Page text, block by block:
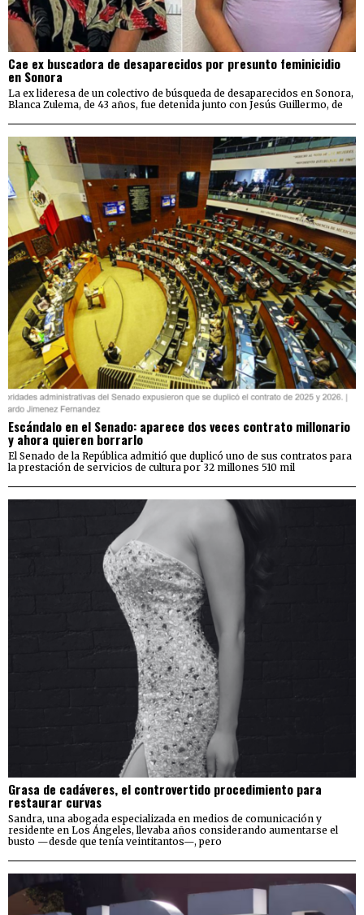
Cae ex buscadora de desaparecidos por presunto feminicidio
en Sonora
La ex lideresa de un colectivo de búsqueda de desaparecidos en Sonora,
Blanca Zulema, de 43 años, fue detenida junto con Jesús Guillermo, de
Escándalo en el Senado: aparece dos veces contrato millonario
y ahora quieren borrarlo
El Senado de la República admitió que duplicó uno de sus contratos para
la prestación de servicios de cultura por 32 millones 510 mil
Grasa de cadáveres, el controvertido procedimiento para
restaurar curvas
Sandra, una abogada especializada en medios de comunicación y
residente en Los Ángeles, llevaba años considerando aumentarse el
busto —desde que tenía veintitantos—, pero